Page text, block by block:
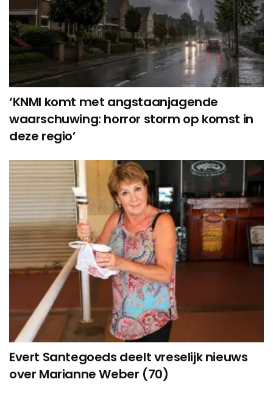
‘KNMI komt met angstaanjagende
waarschuwing: horror storm op komst in
deze regio’
Evert Santegoeds deelt vreselijk nieuws
over Marianne Weber (70)